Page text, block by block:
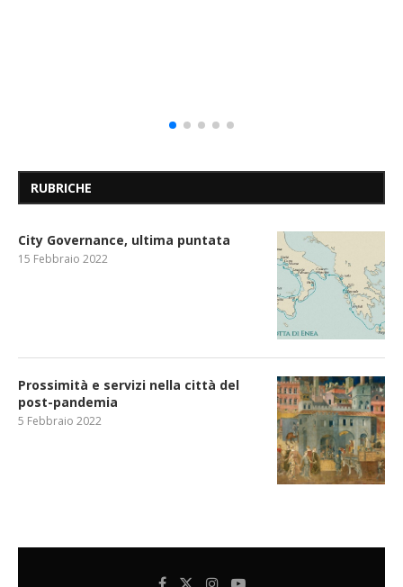
RUBRICHE
City Governance, ultima puntata
15 Febbraio 2022
Prossimità e servizi nella città del
post-pandemia
5 Febbraio 2022